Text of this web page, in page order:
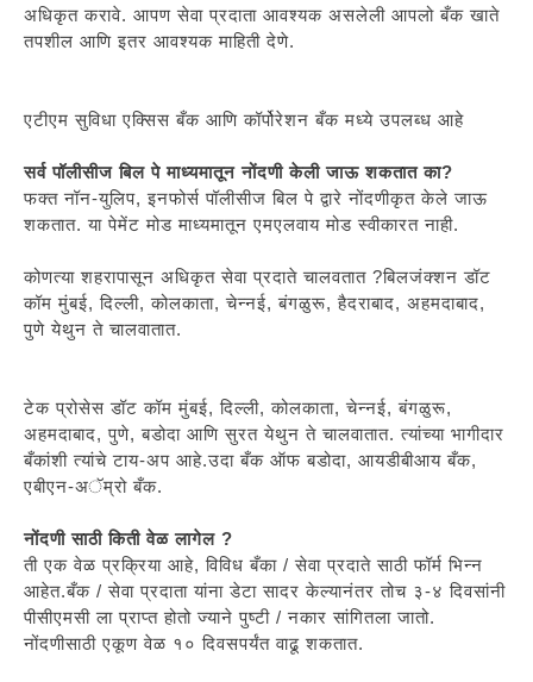
अधिकृत करावे. आपण सेवा प्रदाता आवश्यक असलेली आपलो बँक खाते
तपशील आणि इतर आवश्यक माहिती देणे.
एटीएम सुविधा एक्सिस बँक आणि कॉर्पोरेशन बँक मध्ये उपलब्ध आहे
सर्व पॉलीसीज बिल पे माध्यमातून नोंदणी केली जाऊ शकतात का?
फक्त नॉन-युलिप, इनफोर्स पॉलीसीज बिल पे द्वारे नोंदणीकृत केले जाऊ
शकतात. या पेमेंट मोड माध्यमातून एमएलवाय मोड स्वीकारत नाही.
कोणत्या शहरापासून अधिकृत सेवा प्रदाते चालवतात ?बिलजंक्शन डॉट
कॉम मुंबई, दिल्ली, कोलकाता, चेन्नई, बंगळुरू, हैदराबाद, अहमदाबाद,
पुणे येथुन ते चालवातात.
टेक प्रोसेस डॉट कॉम मुंबई, दिल्ली, कोलकाता, चेन्नई, बंगळुरू,
अहमदाबाद, पुणे, बडोदा आणि सुरत येथुन ते चालवातात. त्यांच्या भागीदार
बँकांशी त्यांचे टाय-अप आहे.उदा बँक ऑफ बडोदा, आयडीबीआय बँक,
एबीएन-अॅम्रो बँक.
नोंदणी साठी किती वेळ लागेल ?
ती एक वेळ प्रक्रिया आहे, विविध बँका / सेवा प्रदाते साठी फॉर्म भिन्न
आहेत.बँक / सेवा प्रदाता यांना डेटा सादर केल्यानंतर तोच ३-४ दिवसांनी
पीसीएमसी ला प्राप्त होतो ज्याने पुष्टी / नकार सांगितला जातो.
नोंदणीसाठी एकूण वेळ १० दिवसपर्यंत वाढू शकतात.